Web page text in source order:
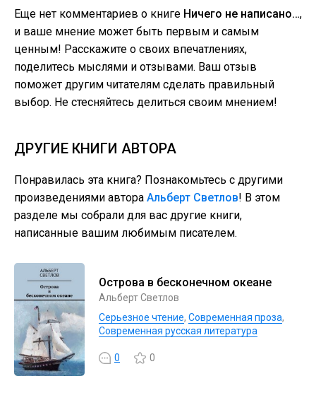
Еще нет комментариев о книге Ничего не написано…,
и ваше мнение может быть первым и самым
ценным! Расскажите о своих впечатлениях,
поделитесь мыслями и отзывами. Ваш отзыв
поможет другим читателям сделать правильный
выбор. Не стесняйтесь делиться своим мнением!
ДРУГИЕ КНИГИ АВТОРА
Понравилась эта книга? Познакомьтесь с другими
произведениями автора Альберт Светлов! В этом
разделе мы собрали для вас другие книги,
написанные вашим любимым писателем.
Острова в бесконечном океане
Альберт Светлов
Серьезное чтение, Современная проза,
Современная русская литература
0 0